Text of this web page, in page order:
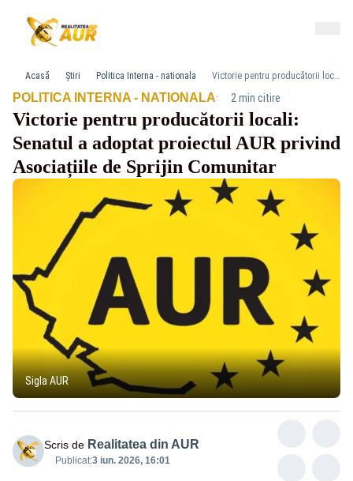
Acasă Știri Politica Interna - nationala Victorie pentru producătorii locali: Senatul a adoptat proiectul AUR privind Asociațiile de Sprijin Comunitar
POLITICA INTERNA - NATIONALA· 2 min citire
Victorie pentru producătorii locali:
Senatul a adoptat proiectul AUR privind
Asociațiile de Sprijin Comunitar
Sigla AUR
Scris de Realitatea din AUR
Publicat:3 iun. 2026, 16:01